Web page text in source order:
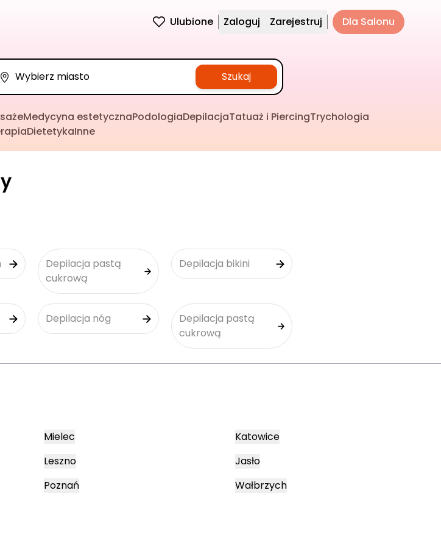
Ulubione Zaloguj Zarejestruj Dla Salonu
Szukaj
Medycyna estetycznaPodologiaDepilacjaTatuaż i PiercingTrychologia
DietetykaInne
Depilacja pastą
cukrową
Depilacja bikini
Depilacja nóg
Depilacja pastą
cukrową
Mielec
Leszno
Poznań
Katowice
Jasło
Wałbrzych